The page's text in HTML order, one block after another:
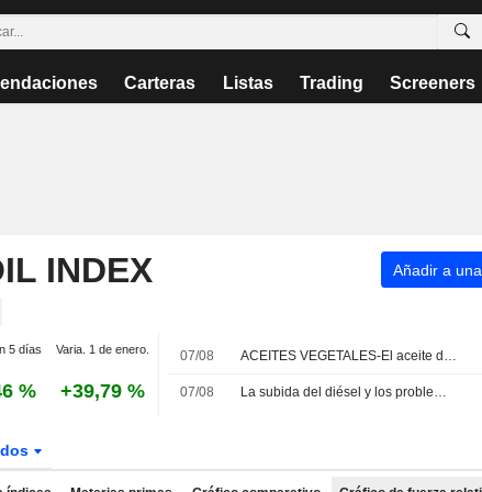
Carteras Listas Trading Screeners
INDEX Añadir a
5 días Varia. 1 de enero.
% +39,79 %
07/08 ACEITES VEGETALES-El aceite de palma retrocede, pero cierra la semana al alza
07/08 La subida del diésel y los problemas de suministro lastran la cosecha de palma en el sudeste asiático